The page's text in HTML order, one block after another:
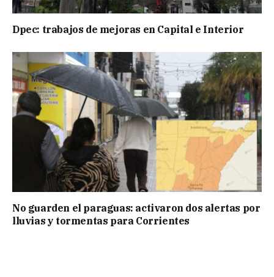
Dpec: trabajos de mejoras en Capital e Interior
No guarden el paraguas: activaron dos alertas por
lluvias y tormentas para Corrientes